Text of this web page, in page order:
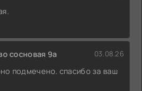
сосновая 9а 03.08.26
подмечено. спасибо за ваш